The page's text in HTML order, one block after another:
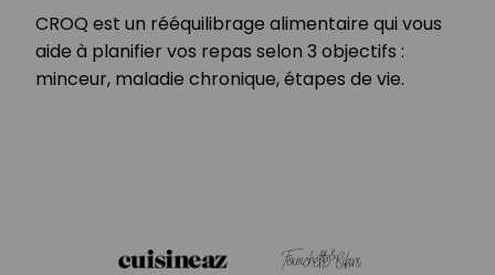
CROQ est un rééquilibrage alimentaire qui vous
aide à planifier vos repas selon 3 objectifs :
minceur, maladie chronique, étapes de vie.